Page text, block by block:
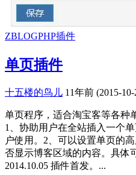
ZBLOGPHP插件
单页插件
十五楼的鸟儿 11年前 (2015-10-
单页程序，适合淘宝客等各种
1、协助用户在全站插入一个
户使用。2、可以设置单页的
否显示博客区域的内容。具体
2014.10.05 插件首发。...